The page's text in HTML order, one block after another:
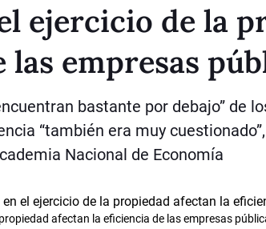
ejercicio de la
empresas
bastante por debajo” de
“también era muy
Nacional de Economía
afectan la eficiencia de las empresas